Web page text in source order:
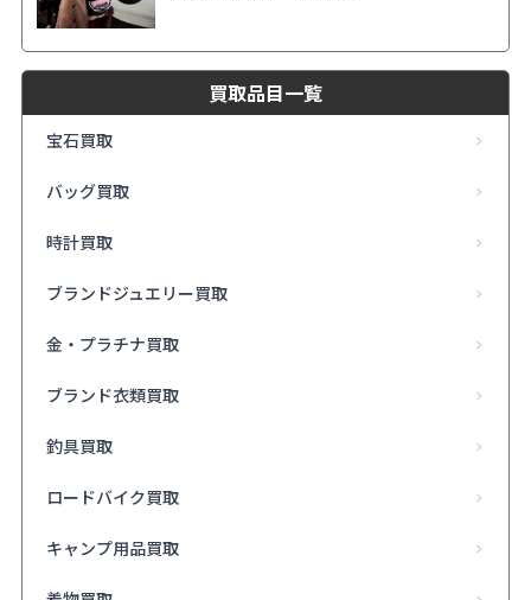
買取品目一覧
宝石買取
バッグ買取
時計買取
ブランドジュエリー買取
金・プラチナ買取
ブランド衣類買取
釣具買取
ロードバイク買取
キャンプ用品買取